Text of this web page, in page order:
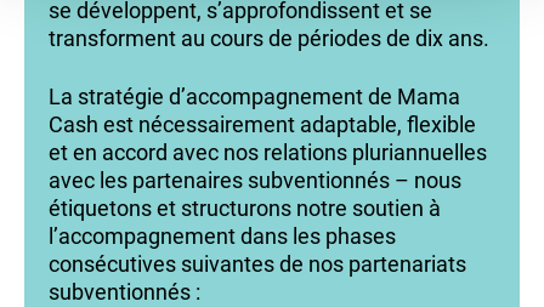
se développent, s’approfondissent et se
transforment au cours de périodes de dix ans.
La stratégie d’accompagnement de Mama
Cash est nécessairement adaptable, flexible
et en accord avec nos relations pluriannuelles
avec les partenaires subventionnés – nous
étiquetons et structurons notre soutien à
l’accompagnement dans les phases
consécutives suivantes de nos partenariats
subventionnés :